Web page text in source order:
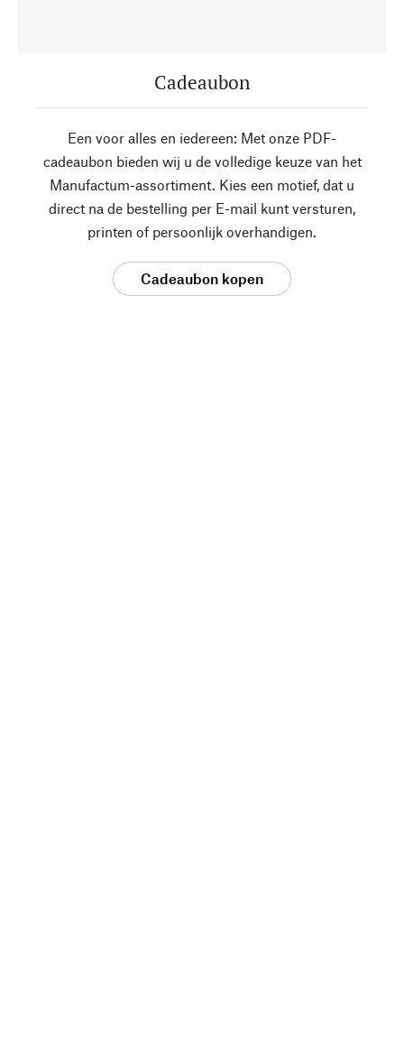
Cadeaubon
Een voor alles en iedereen: Met onze PDF-
cadeaubon bieden wij u de volledige keuze van het
Manufactum-assortiment. Kies een motief, dat u
direct na de bestelling per E-mail kunt versturen,
printen of persoonlijk overhandigen.
Cadeaubon kopen